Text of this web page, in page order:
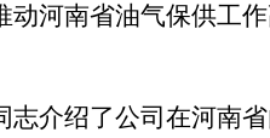
河南省油气保供工
志介绍了公司在河南